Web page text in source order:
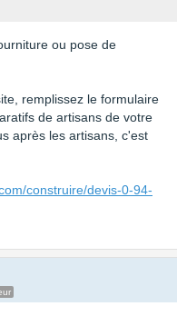
ou pose de
remplissez le formulaire
de artisans de votre
après les artisans, c'est
construire/devis-0-94-